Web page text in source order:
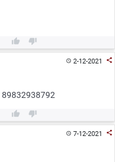
 
2-12-2021 
89832938792
 
7-12-2021 